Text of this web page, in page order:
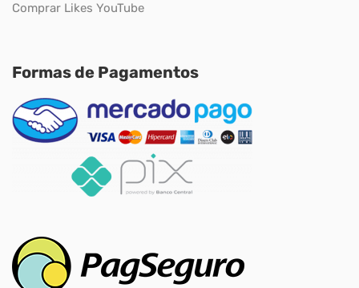
Comprar Likes YouTube
Formas de Pagamentos